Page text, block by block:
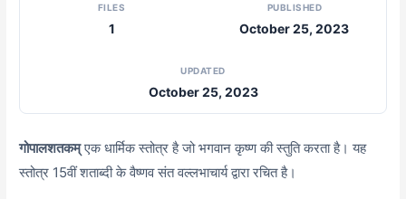
FILES
1
PUBLISHED
October 25, 2023
UPDATED
October 25, 2023
गोपालशतकम्एक धार्मिक स्तोत्र है जो भगवान कृष्ण की स्तुति करता है। यह
स्तोत्र 15वीं शताब्दी के वैष्णव संत वल्लभाचार्य द्वारा रचित है।